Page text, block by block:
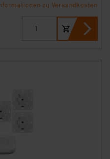
zu Versandkosten